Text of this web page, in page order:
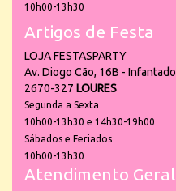
10h00-13h30
Artigos de Festa
LOJA FESTASPARTY
Av. Diogo Cão, 16B - Infantado
2670-327 LOURES
Segunda a Sexta
10h00-13h30 e 14h30-19h00
Sábados e Feriados
10h00-13h30
Atendimento Geral